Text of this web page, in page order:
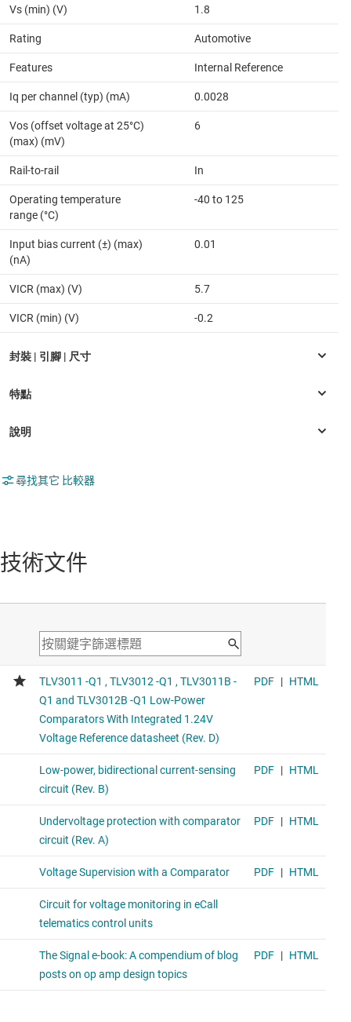
Vs (min) (V) 1.8
Rating Automotive
Features Internal Reference
Iq per channel (typ) (mA) 0.0028
Vos (offset voltage at 25°C)
(max) (mV)
6
Rail-to-rail In
Operating temperature
range (°C)
-40 to 125
Input bias current (±) (max)
(nA)
0.01
VICR (max) (V) 5.7
VICR (min) (V) -0.2
尋找其它 比較器
技術文件